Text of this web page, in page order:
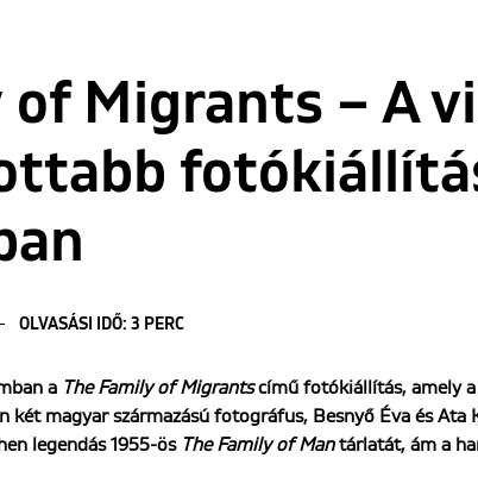
of Migrants – A
OLVASÁSI IDŐ: 3 PERC
a The Family of Migrantscímű fotókiállítás, amely
két magyar származású fotográfus, Besnyő Éva és Ata
legendás 1955-ös The Family of Mantárlatát, ám a